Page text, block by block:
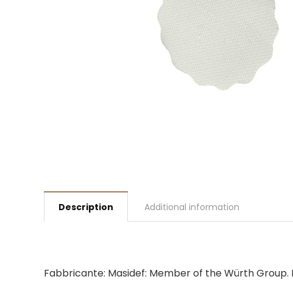
Description Additional information
Fabbricante: Masidef: Member of the Würth